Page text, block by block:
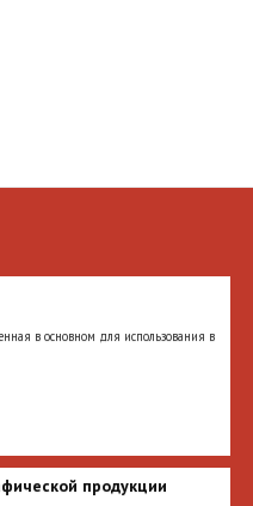
в основном для использования в
продукции